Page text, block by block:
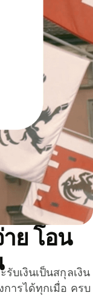
ย โอน
บเงินเป็นสกุลเงิน
ารได้ทุกเมื่อ ครบ